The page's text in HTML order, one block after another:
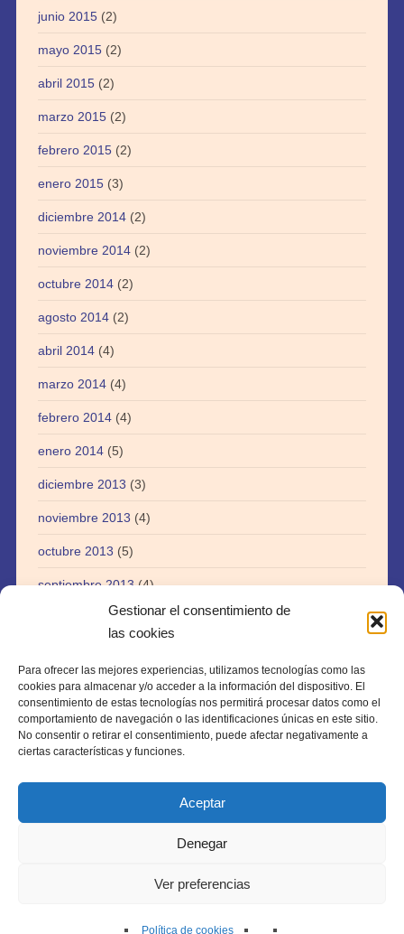
Gestionar el consentimiento de
las cookies
Para ofrecer las mejores experiencias, utilizamos tecnologías como las
cookies para almacenar y/o acceder a la información del dispositivo. El
consentimiento de estas tecnologías nos permitirá procesar datos como el
comportamiento de navegación o las identificaciones únicas en este sitio.
No consentir o retirar el consentimiento, puede afectar negativamente a
ciertas características y funciones.
Aceptar
Denegar
Ver preferencias
Política de cookies
junio 2015(2)
mayo 2015(2)
abril 2015(2)
marzo 2015(2)
febrero 2015(2)
enero 2015(3)
diciembre 2014(2)
noviembre 2014(2)
octubre 2014(2)
agosto 2014(2)
abril 2014(4)
marzo 2014(4)
febrero 2014(4)
enero 2014(5)
diciembre 2013 (3)
noviembre 2013 (4)
octubre 2013 (5)
septiembre 2013(4)
(5)
abril 2013(1)
agosto 2012(1)
julio 2012(1)
Copyright © 2026 · webtiki.es